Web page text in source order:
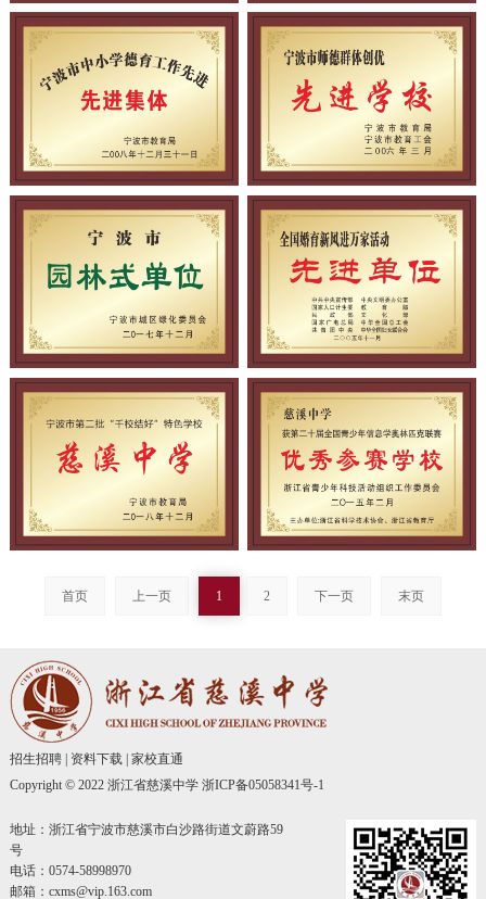
首页 上一页 1 2 下一页 末页
招生招聘| 资料下载| 家校直通
Copyright © 2022 浙江省慈溪中学 浙ICP备05058341号-1
地址：浙江省宁波市慈溪市白沙路街道文蔚路59
号
电话：0574-58998970
邮箱：cxms@vip.163.com